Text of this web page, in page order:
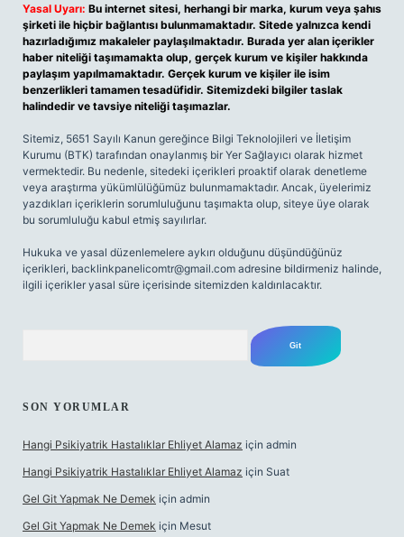
Yasal Uyarı: Bu internet sitesi, herhangi bir marka, kurum veya şahıs
şirketi ile hiçbir bağlantısı bulunmamaktadır. Sitede yalnızca kendi
hazırladığımız makaleler paylaşılmaktadır. Burada yer alan içerikler
haber niteliği taşımamakta olup, gerçek kurum ve kişiler hakkında
paylaşım yapılmamaktadır. Gerçek kurum ve kişiler ile isim
benzerlikleri tamamen tesadüfidir. Sitemizdeki bilgiler taslak
halindedir ve tavsiye niteliği taşımazlar.
Sitemiz, 5651 Sayılı Kanun gereğince Bilgi Teknolojileri ve İletişim
Kurumu (BTK) tarafından onaylanmış bir Yer Sağlayıcı olarak hizmet
vermektedir. Bu nedenle, sitedeki içerikleri proaktif olarak denetleme
veya araştırma yükümlülüğümüz bulunmamaktadır. Ancak, üyelerimiz
yazdıkları içeriklerin sorumluluğunu taşımakta olup, siteye üye olarak
bu sorumluluğu kabul etmiş sayılırlar.
Hukuka ve yasal düzenlemelere aykırı olduğunu düşündüğünüz
içerikleri, backlinkpanelicomtr@gmail.com adresine bildirmeniz halinde,
ilgili içerikler yasal süre içerisinde sitemizden kaldırılacaktır.
SON YORUMLAR
Hangi Psikiyatrik Hastalıklar Ehliyet Alamaz için admin
Hangi Psikiyatrik Hastalıklar Ehliyet Alamaz için Suat
Gel Git Yapmak Ne Demek için admin
Gel Git Yapmak Ne Demek için Mesut